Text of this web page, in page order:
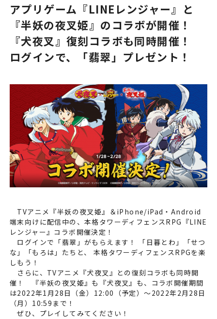
アプリゲーム『LINEレンジャー』と
『半妖の夜叉姫』のコラボが開催！
『犬夜叉』復刻コラボも同時開催！
ログインで、「翡翠」プレゼント！
TVアニメ『半妖の夜叉姫』＆iPhone/iPad・Android
端末向けに配信中の、本格タワーディフェンスRPG 『LINE
レンジャー』 コラボ開催決定！
ログインで「翡翠」がもらえます！ 「日暮とわ」「せつ
な」「もろは」たちと、 本格タワーディフェンスRPGを楽
しもう！
さらに、TVアニメ『犬夜叉』との復刻コラボも同時開
催！ 『半妖の夜叉姫』も『犬夜叉』も、コラボ開催期間
は2022年1月28日（金）12:00（予定）〜2022年2月28日
（月）10:59まで！
ぜひ、プレイしてみてください！